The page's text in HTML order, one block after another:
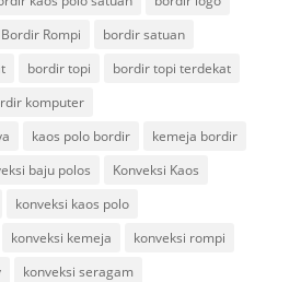
Bordir Rompi
bordir satuan
bordir topi
bordir topi terdekat
komputer
kaos polo bordir
kemeja bordir
baju polos
Konveksi Kaos
konveksi kaos polo
konveksi kemeja
konveksi rompi
konveksi seragam